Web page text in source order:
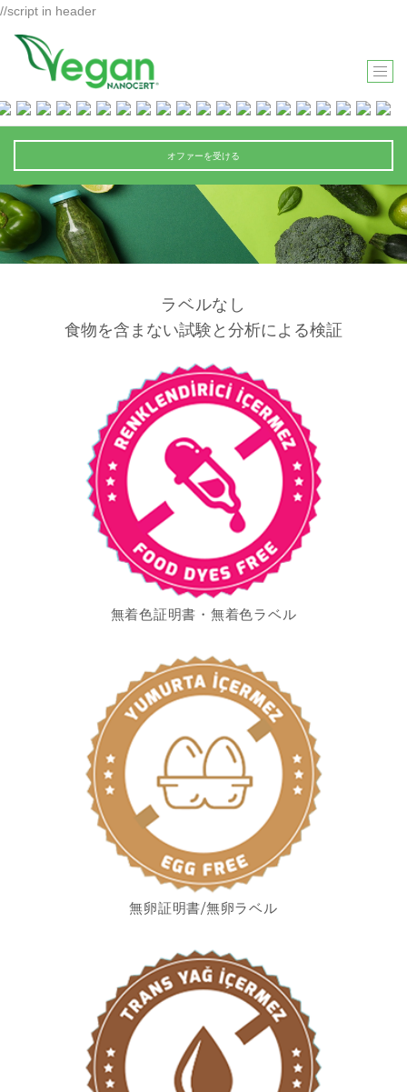
//script in header
T
O
G
G
L
E
N
A
V
オファーを受ける
ラベルなし
食物を含まない試験と分析による検証
無着色証明書・無着色ラベル
無卵証明書/無卵ラベル